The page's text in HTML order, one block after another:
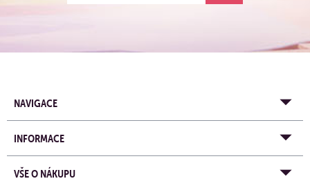
NAVIGACE
INFORMACE
VŠE O NÁKUPU